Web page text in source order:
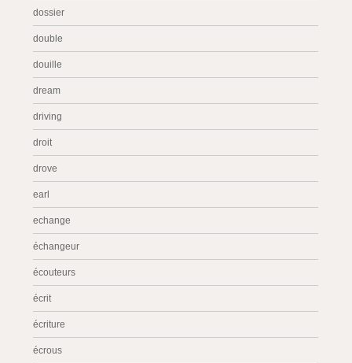
dossier
double
douille
dream
driving
droit
drove
earl
echange
échangeur
écouteurs
écrit
écriture
écrous